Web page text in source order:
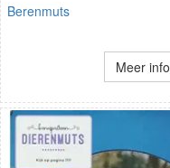
Berenmuts
Meer info